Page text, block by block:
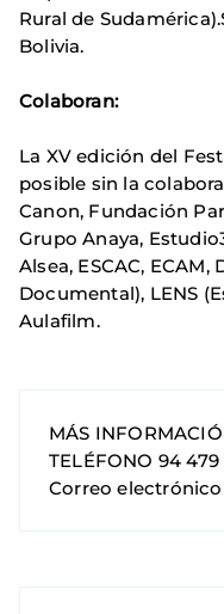
Rural de
Bolivia.
Colaboran:
La XV edición del
posible sin la
Canon, Fundación
Grupo Anaya,
Alsea, ESCAC,
Documental), LENS
Aulafilm.
MÁS
TELÉFONO 94
Correo